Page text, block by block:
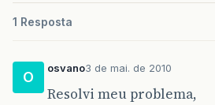
1 Resposta
O
osvano3 de mai. de 2010
Resolvi meu problema,